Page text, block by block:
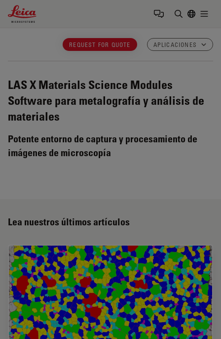
Leica Microsystems Logo
REQUEST FOR QUOTE APLICACIONES
LAS X Materials Science Modules
Software para metalografía y análisis de
materiales
Potente entorno de captura y procesamiento de
imágenes de microscopía
Lea nuestros últimos artículos